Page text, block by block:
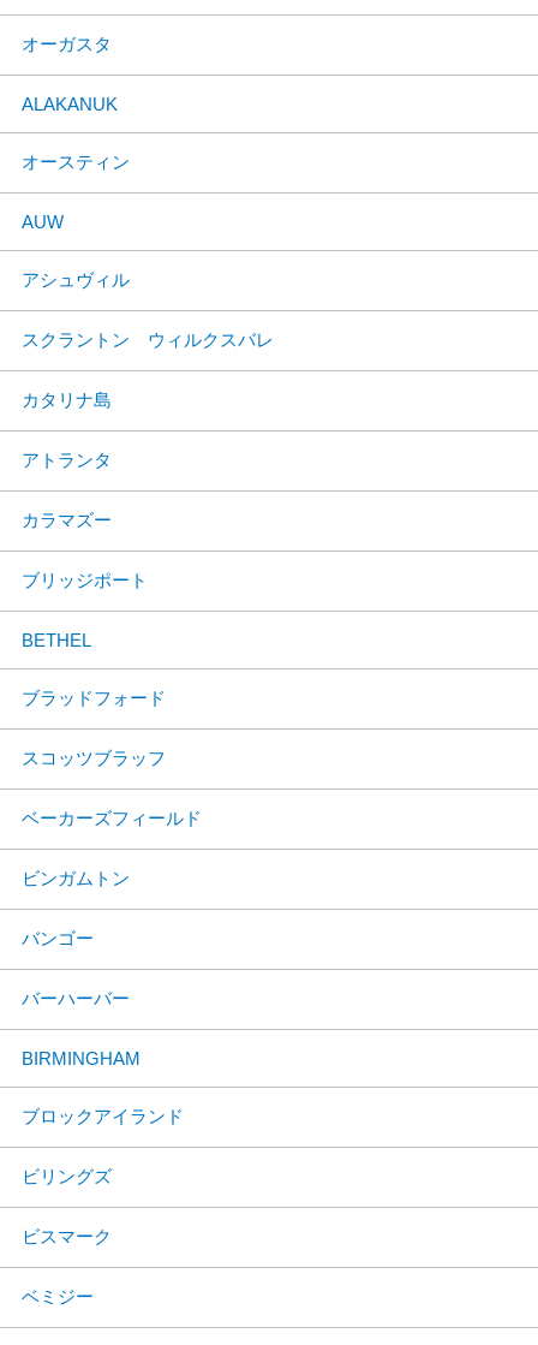
オーガスタ
ALAKANUK
オースティン
AUW
アシュヴィル
スクラントン ウィルクスバレ
カタリナ島
アトランタ
カラマズー
ブリッジポート
BETHEL
ブラッドフォード
スコッツブラッフ
ベーカーズフィールド
ビンガムトン
バンゴー
バーハーバー
BIRMINGHAM
ブロックアイランド
ビリングズ
ビスマーク
ベミジー